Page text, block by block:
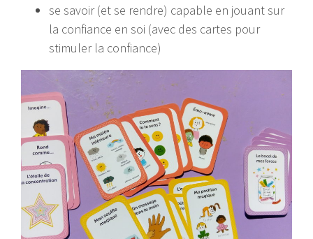
se savoir (et se rendre) capable en jouant sur
la confiance en soi (avec des cartes pour
stimuler la confiance)